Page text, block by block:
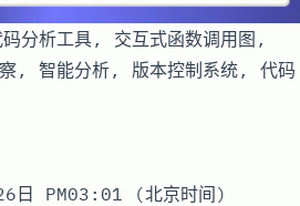
分析工具, 交互式函数调用图,
, 智能分析, 版本控制系统, 代码
日 PM03:01 (北京时间)